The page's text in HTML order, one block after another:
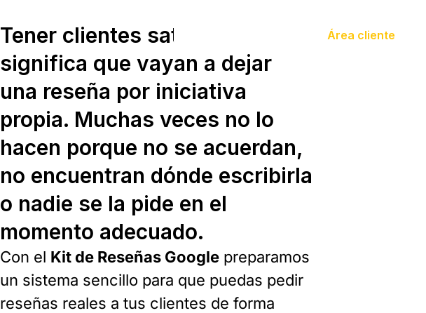
Área cliente
Tener clientes satisfechos no
significa que vayan a dejar
una reseña por iniciativa
propia. Muchas veces no lo
hacen porque no se acuerdan,
no encuentran dónde escribirla
o nadie se la pide en el
momento adecuado.
Con el Kit de Reseñas Google preparamos
un sistema sencillo para que puedas pedir
reseñas reales a tus clientes de forma